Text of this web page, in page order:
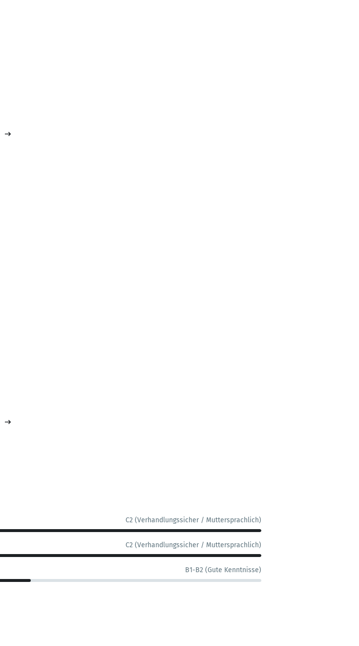
C2 (Verhandlungssicher / Muttersprachlich)
C2 (Verhandlungssicher / Muttersprachlich)
B1-B2 (Gute Kenntnisse)